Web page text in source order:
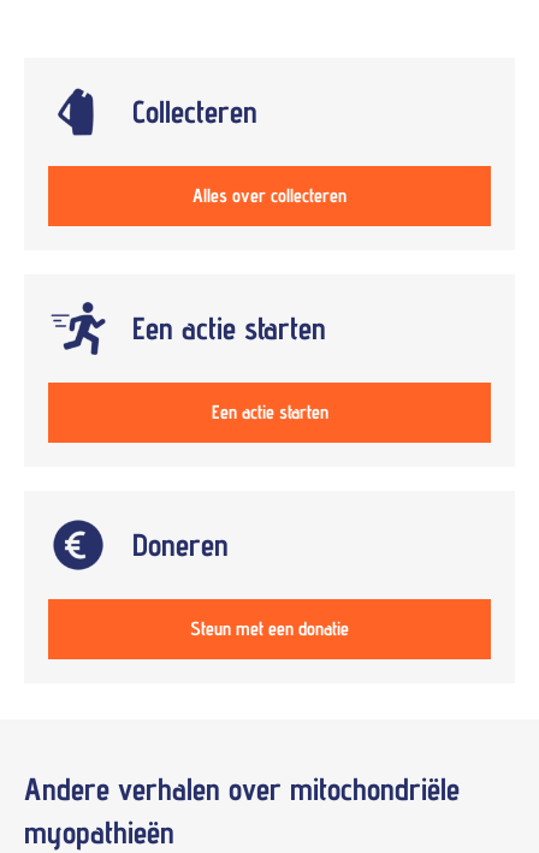
Collecteren
Alles over collecteren
Een actie starten
Een actie starten
Doneren
Steun met een donatie
Andere verhalen over mitochondriële
myopathieën